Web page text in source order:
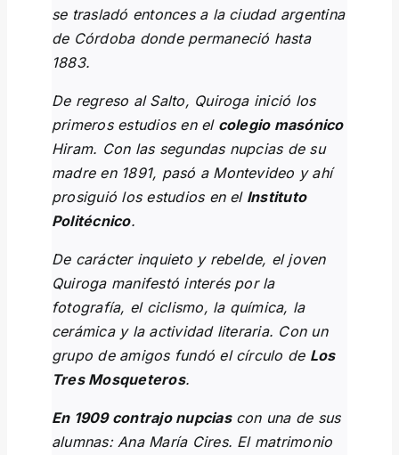
se trasladó entonces a la ciudad argentina
de Córdoba donde permaneció hasta
1883.
De regreso al Salto, Quiroga inició los
primeros estudios en el colegio masónico
Hiram. Con las segundas nupcias de su
madre en 1891, pasó a Montevideo y ahí
prosiguió los estudios en el Instituto
Politécnico.
De carácter inquieto y rebelde, el joven
Quiroga manifestó interés por la
fotografía, el ciclismo, la química, la
cerámica y la actividad literaria. Con un
grupo de amigos fundó el círculo de Los
Tres Mosqueteros.
En 1909 contrajo nupciascon una de sus
alumnas: Ana María Cires. El matrimonio